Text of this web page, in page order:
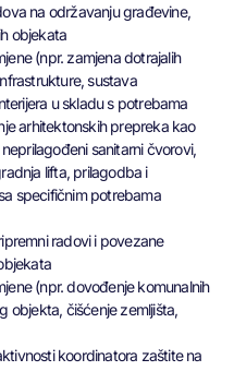
na održavanju građevine,
objekata
(npr. zamjena dotrajalih
sustava
u skladu s potrebama
arhitektonskih prepreka kao
sanitarni čvorovi,
lifta, prilagodba i
specifičnim potrebama
radovi i povezane
(npr. dovođenje komunalnih
objekta, čišćenje zemljišta,
koordinatora zaštite na